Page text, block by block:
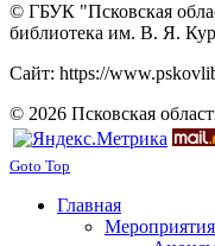
© ГБУК "Псковская
библиотека им. В. Я.
Сайт: https://
© 2026 Псковская
Goto Top
Главная
Мероприятия